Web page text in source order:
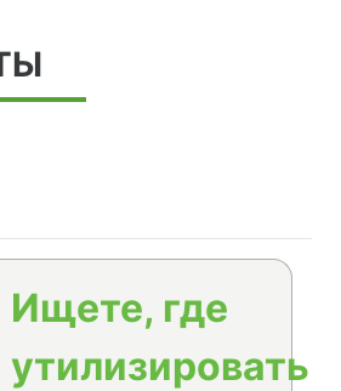
Ищете, где
утилизировать